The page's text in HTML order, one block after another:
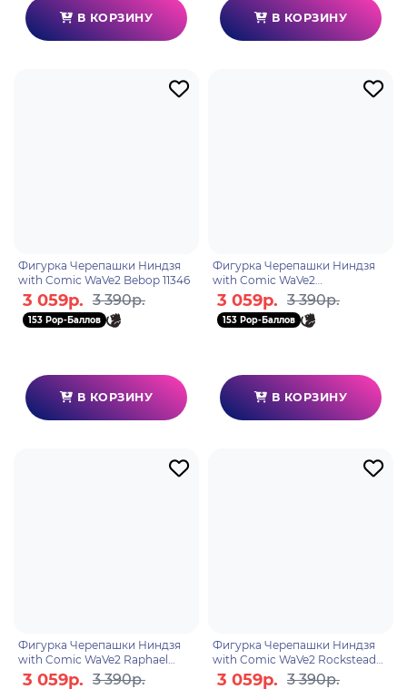
В КОРЗИНУ В КОРЗИНУ
Фигурка Черепашки Ниндзя
with Comic WaVe2 Bebop 11346
3 059р. 3 390р.
153 Pop-Баллов
В КОРЗИНУ
Фигурка Черепашки Ниндзя
with Comic WaVe2
Michelangelo 11347
3 059р. 3 390р.
153 Pop-Баллов
В КОРЗИНУ
Фигурка Черепашки Ниндзя
with Comic WaVe2 Raphael
11348
3 059р. 3 390р.
Фигурка Черепашки Ниндзя
with Comic WaVe2 Rocksteady
11349
3 059р. 3 390р.